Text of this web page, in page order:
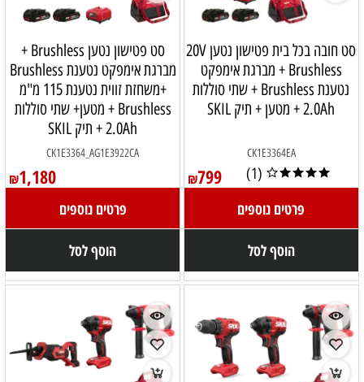
סט חובה בכל בית פטישון נטען 20V
Brushless + מברגת אימפקט
נטענת Brushless + שתי סוללות
2.0Ah + מטען + תיק SKIL
CK1E3364EA
₪799 (1)
פרטים נוספים
הוסף לסל
סט פטישון נטען Brushless +
מברגת אימפקט נטענת Brushless
+משחזת זווית נטענת 115 מ"מ
Brushless + מטען+ שתי סוללות
2.0Ah + תיק SKIL
CK1E3364_AG1E3922CA
₪1,180
פרטים נוספים
הוסף לסל